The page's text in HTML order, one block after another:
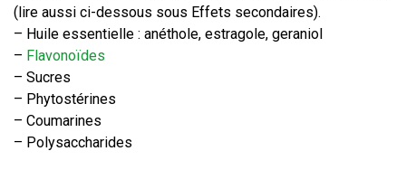
(lire aussi ci-dessous sous Effets secondaires).
– Huile essentielle : anéthole, estragole, geraniol
– Flavonoïdes
– Sucres
– Phytostérines
– Coumarines
– Polysaccharides